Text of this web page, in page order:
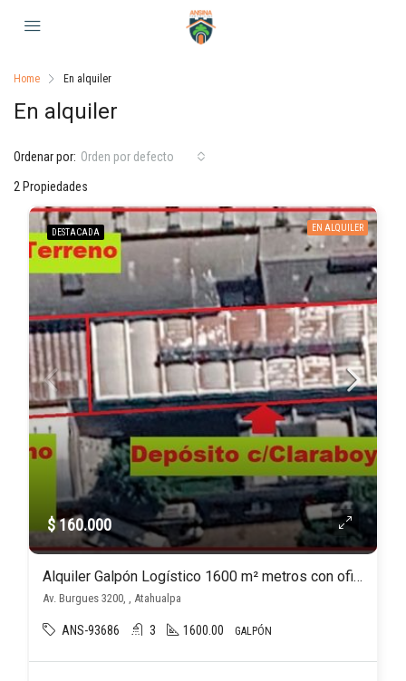
Home En alquiler
En alquiler
2 Propiedades
Ordenar por: Orden por defecto
DESTACADA EN ALQUILER
$ 160.000
Alquiler Galpón Logístico 1600 m² metros con oficinas y doble acceso, Av Burges
Av. Burgues 3200, , Atahualpa
ANS-93686 3 1600.00 GALPÓN